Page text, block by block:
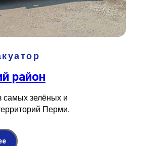
район
самых зелёных и
Перми.